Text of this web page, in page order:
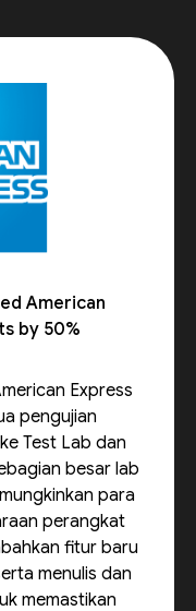
American
by 50%
Express
pengujian
Test Lab dan
besar lab
para
perangkat
fitur baru
menulis dan
memastikan